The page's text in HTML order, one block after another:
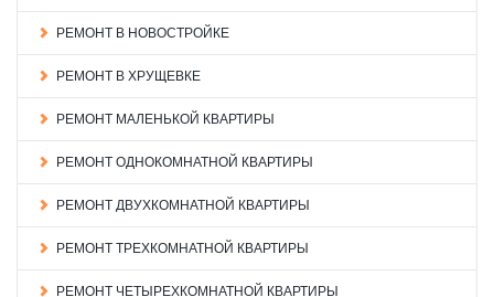
РЕМОНТ В НОВОСТРОЙКЕ
РЕМОНТ В ХРУЩЕВКЕ
РЕМОНТ МАЛЕНЬКОЙ КВАРТИРЫ
РЕМОНТ ОДНОКОМНАТНОЙ КВАРТИРЫ
РЕМОНТ ДВУХКОМНАТНОЙ КВАРТИРЫ
РЕМОНТ ТРЕХКОМНАТНОЙ КВАРТИРЫ
РЕМОНТ ЧЕТЫРЕХКОМНАТНОЙ КВАРТИРЫ